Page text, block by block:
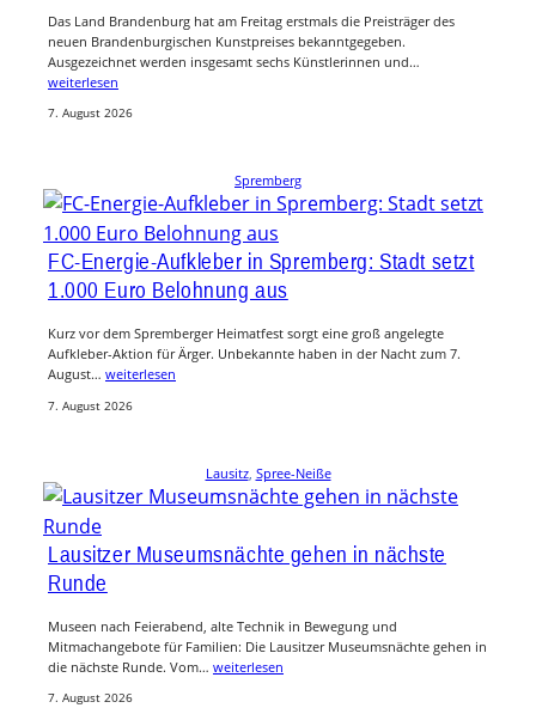
Das Land Brandenburg hat am Freitag erstmals die Preisträger des
neuen Brandenburgischen Kunstpreises bekanntgegeben.
Ausgezeichnet werden insgesamt sechs Künstlerinnen und…
weiterlesen
7. August 2026
Spremberg
FC-Energie-Aufkleber in Spremberg: Stadt setzt
1.000 Euro Belohnung aus
Kurz vor dem Spremberger Heimatfest sorgt eine groß angelegte
Aufkleber-Aktion für Ärger. Unbekannte haben in der Nacht zum 7.
August… weiterlesen
7. August 2026
Lausitz, Spree-Neiße
Lausitzer Museumsnächte gehen in nächste
Runde
Museen nach Feierabend, alte Technik in Bewegung und
Mitmachangebote für Familien: Die Lausitzer Museumsnächte gehen in
die nächste Runde. Vom… weiterlesen
7. August 2026